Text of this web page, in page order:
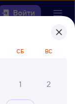
Войти
ж/д
СБ ВС
1
2